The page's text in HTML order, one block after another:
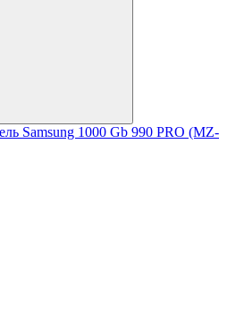
Samsung 1000 Gb 990 PRO (MZ-